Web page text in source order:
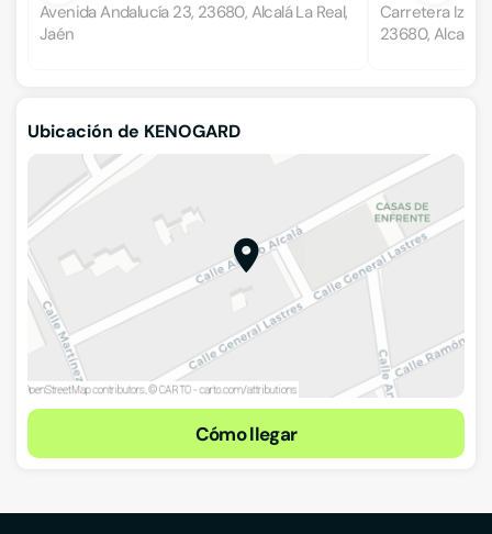
Avenida Andalucía 23, 23680, Alcalá La Real,
Jaén
Carretera
23680, Alcalá
Ubicación de KENOGARD
Cómo llegar